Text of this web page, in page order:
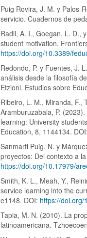
Puig Rovira, J. M. y Palos-
servicio. Cuadernos de
Radil, A. I., Goegan, L. D.,
student motivation.
https://doi.org/10.3389/
Redondo, P. y Fuentes, J.
análisis desde la filosofía
Etzioni. Estudios sobre
Ribeiro, L. M., Miranda, F.,
Aramburuzabala, P.
learning: University
Education, 8, 1144134. DOI:
Sanmarti Puig, N. y
proyectos: Del contexto a
https://doi.org/10.17979/
Smith, K. L., Meah, Y.,
service learning into the
e1148. DOI: https://doi.org/
Tapia, M. N. (2010). La
latinoamericana.